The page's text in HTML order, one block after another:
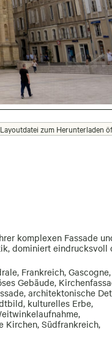
komplexen Fassade
dominiert eindrucksvoll
Frankreich, Gascogne,
Gebäude,
architektonische
kulturelles Erbe,
Kirchen, Südfrankreich,
Layoutdatei zum Herunterladen